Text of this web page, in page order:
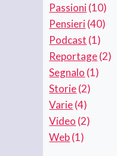
Passioni(10)
Pensieri(40)
Podcast (1)
Reportage(2)
Segnalo (1)
Storie(2)
Varie(4)
Video (2)
Web(1)